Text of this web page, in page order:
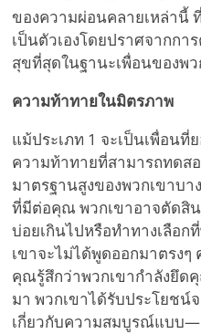
ของความผ่อนคลายเหล่านี้
เป็นตัวเองโดยปราศจากกา
สุขที่สุดในฐานะเพื่อนของพว
ความท้าทายในมิตรภาพ
แม้ประเภท 1 จะเป็นเพื่อนที่
ความท้าทายที่สามารถทดส
มาตรฐานสูงของพวกเขาบ
ที่มีต่อคุณ พวกเขาอาจตัดสิ
บ่อยเกินไปหรือทำทางเลือก
เขาจะไม่ได้พูดออกมาตรงๆ
คุณรู้สึกว่าพวกเขากำลังยึ
มา พวกเขาได้รับประโยชน์
เกี่ยวกับความสมบูรณ์แบบ—